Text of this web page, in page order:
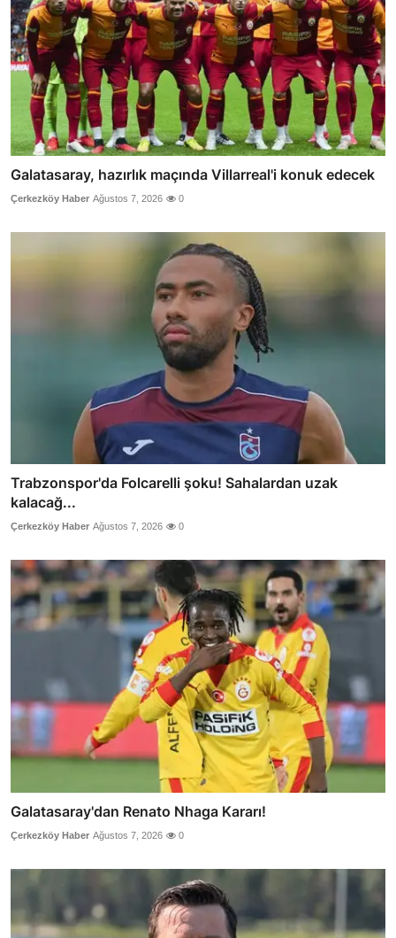
Galatasaray, hazırlık maçında Villarreal'i konuk edecek
Çerkezköy Haber Ağustos 7, 2026 0
Trabzonspor'da Folcarelli şoku! Sahalardan uzak
kalacağ...
Çerkezköy Haber Ağustos 7, 2026 0
Galatasaray'dan Renato Nhaga Kararı!
Çerkezköy Haber Ağustos 7, 2026 0